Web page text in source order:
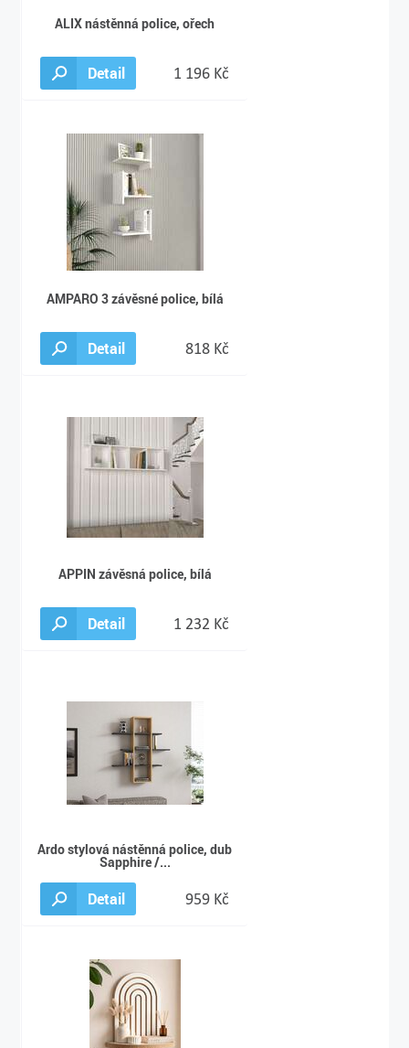
ALIX nástěnná police, ořech
Detail 1 196 Kč
AMPARO 3 závěsné police, bílá
Detail 818 Kč
APPIN závěsná police, bílá
Detail 1 232 Kč
Ardo stylová nástěnná police, dub
Sapphire /...
Detail 959 Kč